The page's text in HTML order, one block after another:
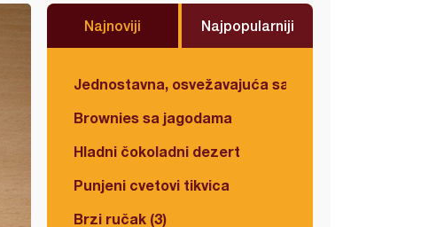
Najnoviji Najpopularniji
Jednostavna, osvežavajuća salata
Brownies sa jagodama
Hladni čokoladni dezert
Punjeni cvetovi tikvica
Brzi ručak (3)